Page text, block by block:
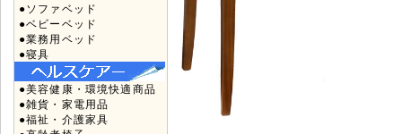
●ソファベッド
●ベビーベッド
●業務用ベッド
●寝具
●美容健康・環境快適商品
●雑貨・家電用品
●福祉・介護家具